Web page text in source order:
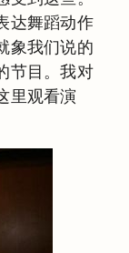
达舞蹈动作
象我们说的
节目。我对
里观看演